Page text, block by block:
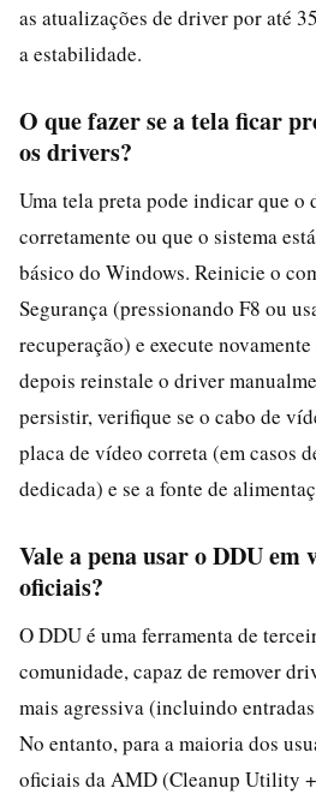
as atualizações de driver por até
a estabilidade.
O que fazer se a tela ficar
os drivers?
Uma tela preta pode indicar que
corretamente ou que o sistema
básico do Windows. Reinicie o
Segurança (pressionando F8 ou
recuperação) e execute
depois reinstale o driver
persistir, verifique se o cabo de
placa de vídeo correta (em casos
dedicada) e se a fonte de
Vale a pena usar o DDU em
oficiais?
O DDU é uma ferramenta de
comunidade, capaz de remover
mais agressiva (incluindo
No entanto, para a maioria dos
oficiais da AMD (Cleanup Utility